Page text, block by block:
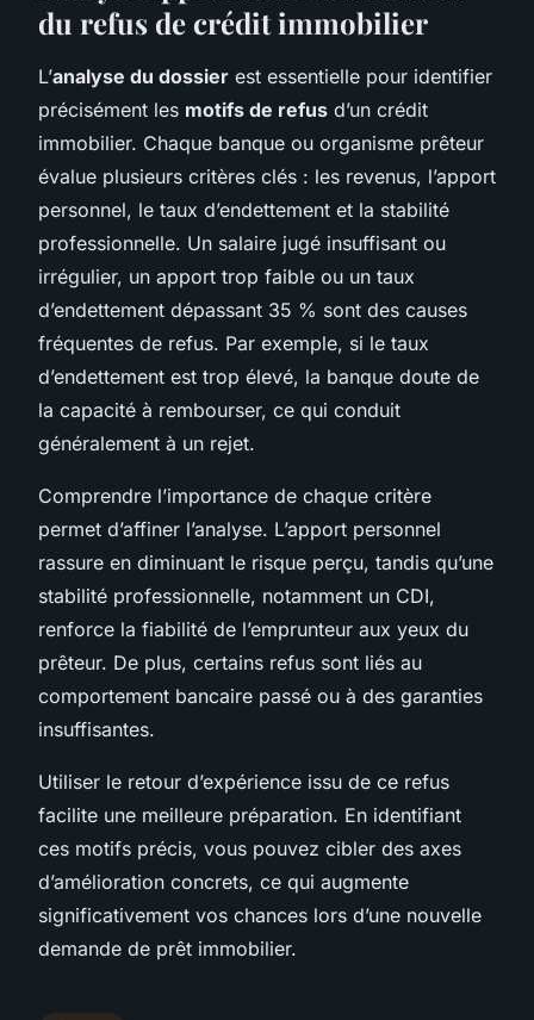
du refus de crédit immobilier
L’analyse du dossier est essentielle pour identifier
précisément les motifs de refus d’un crédit
immobilier. Chaque banque ou organisme prêteur
évalue plusieurs critères clés : les revenus, l’apport
personnel, le taux d’endettement et la stabilité
professionnelle. Un salaire jugé insuffisant ou
irrégulier, un apport trop faible ou un taux
d’endettement dépassant 35 % sont des causes
fréquentes de refus. Par exemple, si le taux
d’endettement est trop élevé, la banque doute de
la capacité à rembourser, ce qui conduit
généralement à un rejet.
Comprendre l’importance de chaque critère
permet d’affiner l’analyse. L’apport personnel
rassure en diminuant le risque perçu, tandis qu’une
stabilité professionnelle, notamment un CDI,
renforce la fiabilité de l’emprunteur aux yeux du
prêteur. De plus, certains refus sont liés au
comportement bancaire passé ou à des garanties
insuffisantes.
Utiliser le retour d’expérience issu de ce refus
facilite une meilleure préparation. En identifiant
ces motifs précis, vous pouvez cibler des axes
d’amélioration concrets, ce qui augmente
significativement vos chances lors d’une nouvelle
demande de prêt immobilier.